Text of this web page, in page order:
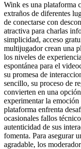
Wink es una plataforma
extraños de diferentes
de conectarse con
atractiva para charlas
simplicidad, acceso
multijugador crean una
los niveles de
espontánea para el
su promesa de
sencillo, su proceso de
convierten en una
experimentar la
plataforma enfrenta
ocasionales fallos
autenticidad de sus
fomenta. Para asegurar
agradable, los